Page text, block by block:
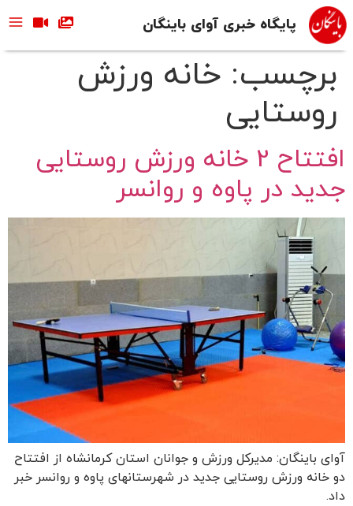
پایگاه خبری آوای باینگان
برچسب: خانه ورزش
روستایی
افتتاح 2 خانه ورزش روستایی
جدید در پاوه و روانسر
آوای باینگان: مدیرکل ورزش و جوانان استان کرمانشاه از افتتاح
دو خانه ورزش روستایی جدید در شهرستانهای پاوه و روانسر خبر
داد.